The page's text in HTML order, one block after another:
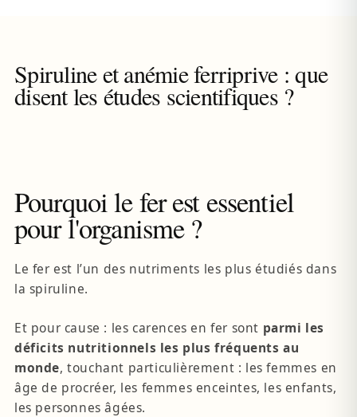
Spiruline et anémie ferriprive : que
disent les études scientifiques ?
Pourquoi le fer est essentiel
pour l'organisme ?
Le fer est l’un des nutriments les plus étudiés dans
la spiruline.
Et pour cause : les carences en fer sont parmi les
déficits nutritionnels les plus fréquents au
monde, touchant particulièrement : les femmes en
âge de procréer, les femmes enceintes, les enfants,
les personnes âgées.